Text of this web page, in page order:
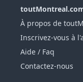
À propos de
Inscrivez-vous à
Aide / Faq
Contactez-nous